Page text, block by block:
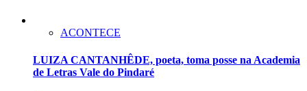
ACONTECE
LUIZA CANTANHÊDE, poeta, toma posse na Academia
de Letras Vale do Pindaré